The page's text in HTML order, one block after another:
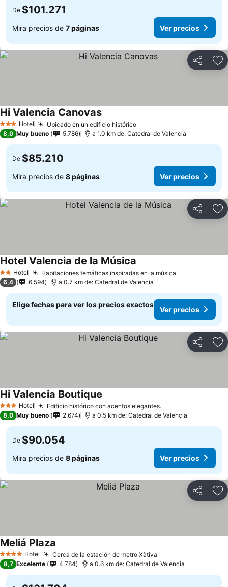
De $101.271
Mira precios de 7 páginas Ver precios
Compartir
3 Estrellas
Hotel Ubicado en un edificio histórico
Hi Valencia Canovas
8,0 Muy bueno 5.786 a 1.0 km de: Catedral de Valencia
De $85.210
Mira precios de 8 páginas Ver precios
Compartir
2 Estrellas
Hotel Habitaciones temáticas inspiradas en la música
Hotel Valencia de la Música
6,4 6.594 a 0.7 km de: Catedral de Valencia
Elige fechas para ver los precios exactos
Ver precios
Compartir
3 Estrellas
Hotel Edificio histórico con acentos elegantes.
Hi Valencia Boutique
8,0 Muy bueno 2.674 a 0.5 km de: Catedral de Valencia
De $90.054
Mira precios de 8 páginas Ver precios
Compartir
4 EstrellasHotel Cerca de la estación de metro Xàtiva
Meliá Plaza
8,7 Excelente 4.784 a 0.6 km de: Catedral de Valencia